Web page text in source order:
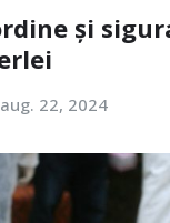
și
aug. 22, 2024